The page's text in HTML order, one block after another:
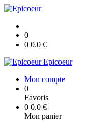
0
0 0.0 €
Epicoeur
Mon compte
0
Favoris
0 0.0 €
Mon panier